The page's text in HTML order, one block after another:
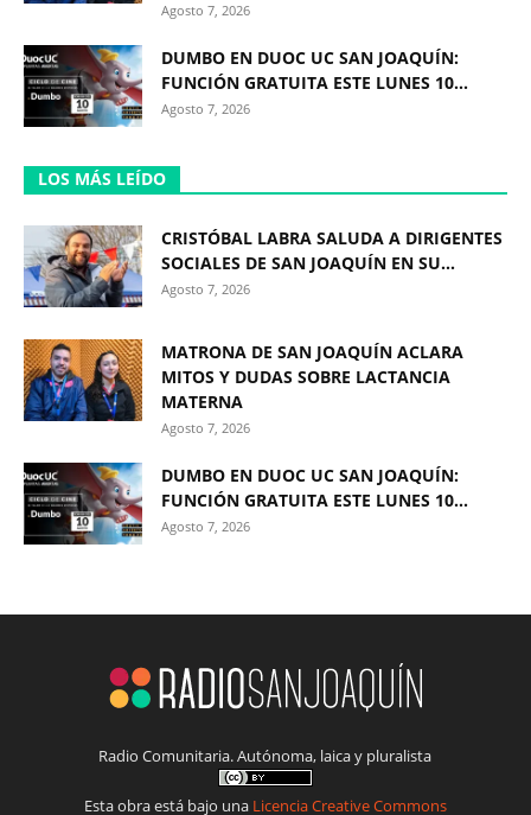
Agosto 7, 2026
DUMBO EN DUOC UC SAN JOAQUÍN:
FUNCIÓN GRATUITA ESTE LUNES 10...
Agosto 7, 2026
LOS MÁS LEÍDO
CRISTÓBAL LABRA SALUDA A DIRIGENTES
SOCIALES DE SAN JOAQUÍN EN SU...
Agosto 7, 2026
MATRONA DE SAN JOAQUÍN ACLARA
MITOS Y DUDAS SOBRE LACTANCIA
MATERNA
Agosto 7, 2026
DUMBO EN DUOC UC SAN JOAQUÍN:
FUNCIÓN GRATUITA ESTE LUNES 10...
Agosto 7, 2026
Radio Comunitaria. Autónoma, laica y pluralista
Esta obra está bajo una Licencia Creative Commons